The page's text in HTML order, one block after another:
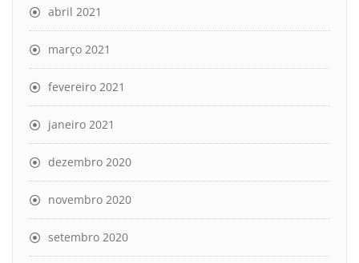
abril 2021
março 2021
fevereiro 2021
janeiro 2021
dezembro 2020
novembro 2020
setembro 2020